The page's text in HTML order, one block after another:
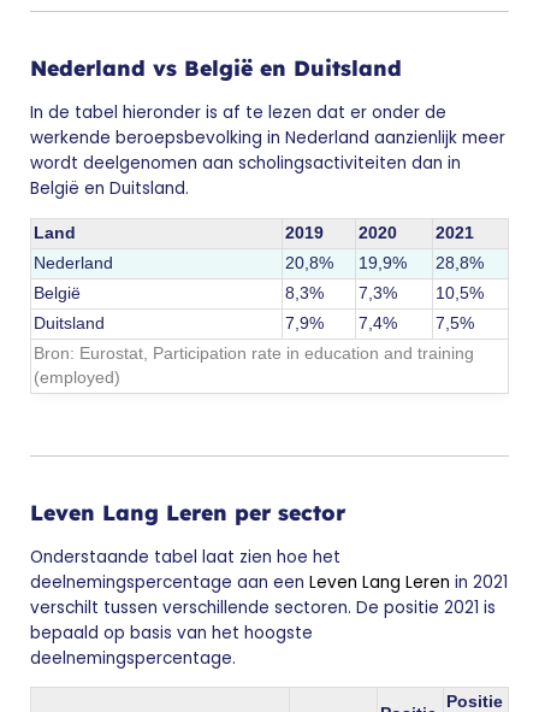
Nederland vs België en Duitsland
In de tabel hieronder is af te lezen dat er onder de
werkende beroepsbevolking in Nederland aanzienlijk meer
wordt deelgenomen aan scholingsactiviteiten dan in
België en Duitsland.
Land 2019 2020
2021
Nederland
20,8% 19,9%
28,8%
België
8,3% 7,3%
10,5%
Duitsland
7,9% 7,4%
7,5%
Bron: Eurostat, Participation rate in education and training
(employed)
Leven Lang Leren per sector
Onderstaande tabel laat zien hoe het
deelnemingspercentage aan een Leven Lang Leren in 2021
verschilt tussen verschillende sectoren. De positie 2021 is
bepaald op basis van het hoogste
deelnemingspercentage.
Positie